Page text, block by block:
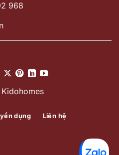
968
dụng Liên hệ